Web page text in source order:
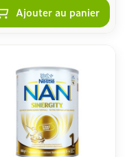
Ajouter au panier